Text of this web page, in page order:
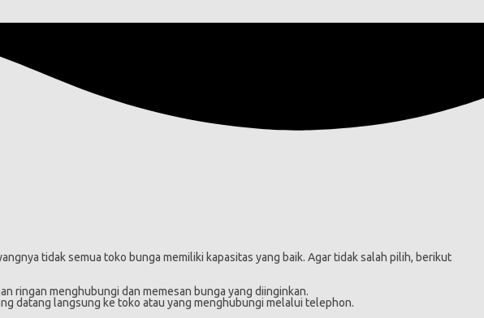
tidak semua toko bunga memiliki kapasitas yang baik. Agar tidak salah pilih, berikut
ringan menghubungi dan memesan bunga yang diinginkan.
datang langsung ke toko atau yang menghubungi melalui telephon.